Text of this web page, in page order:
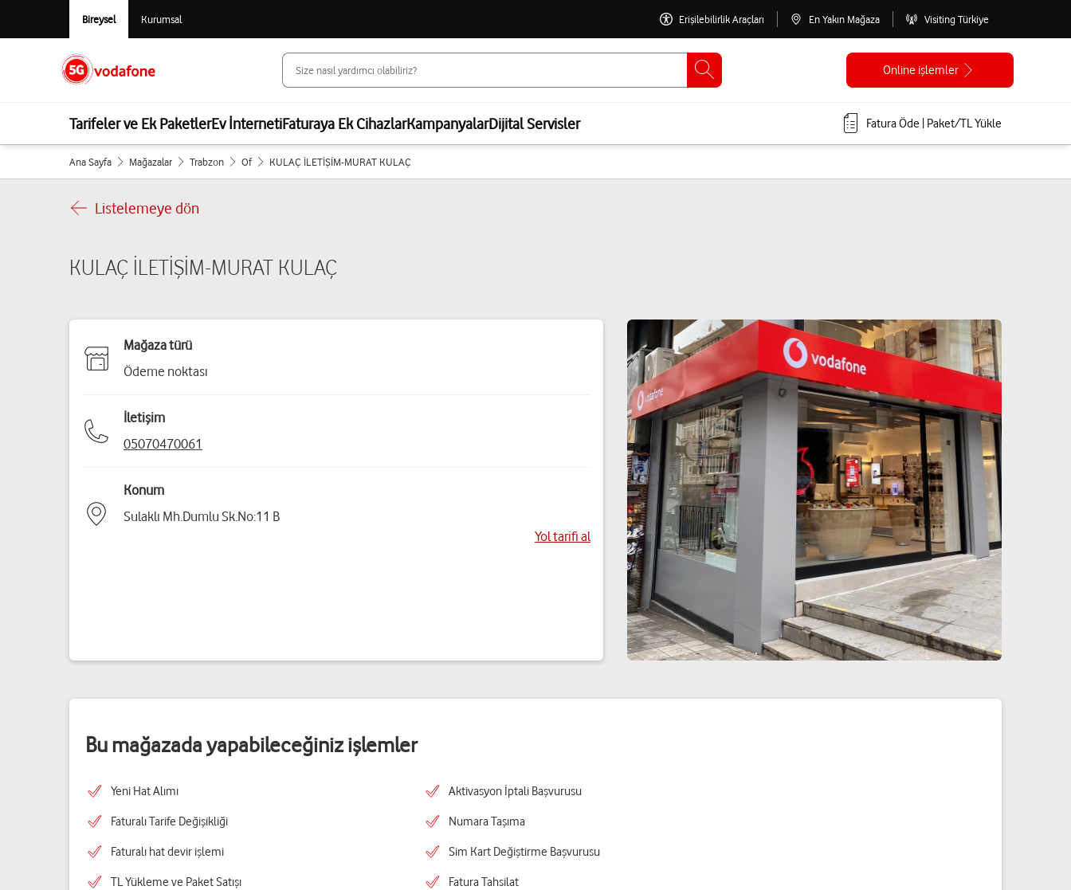
Bireysel Kurumsal Erişilebilirlik Araçları En Yakın Mağaza Visiting Türkiye
Online işlemler
Tarifeler ve Ek PaketlerEv İnternetiFaturaya Ek CihazlarKampanyalarDijital Servisler Fatura Öde | Paket/TL Yükle
Ana Sayfa Mağazalar Trabzon Of KULAÇ İLETİŞİM-MURAT KULAÇ
Listelemeye dön
KULAÇ İLETİŞİM-MURAT KULAÇ
Mağaza türü
Ödeme noktası
İletişim
05070470061
Konum
Sulaklı Mh.Dumlu Sk.No:11 B
Yol tarifi al
Bu mağazada yapabileceğiniz işlemler
Yeni Hat Alımı Aktivasyon İptali Başvurusu
Faturalı Tarife Değişikliği Numara Taşıma
Faturalı hat devir işlemi Sim Kart Değiştirme Başvurusu
TL Yükleme ve Paket Satışı Fatura Tahsilat